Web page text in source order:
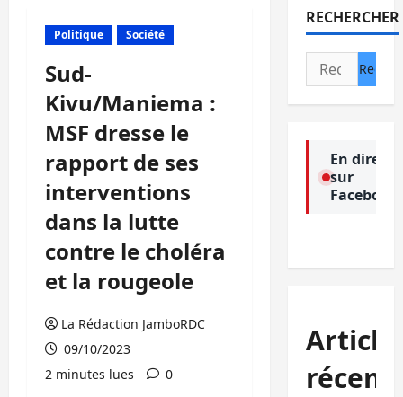
Politique Société
Sud-
Kivu/Maniema :
MSF dresse le
rapport de ses
interventions
dans la lutte
contre le choléra
et la rougeole
La Rédaction JamboRDC
09/10/2023
2 minutes lues
0
RECHERCHER
Rechercher :
En direct
sur
Facebook